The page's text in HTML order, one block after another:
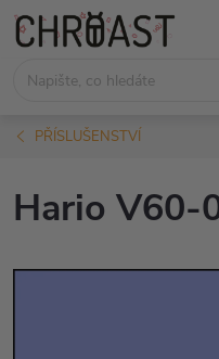
Přejít
PŘÍSLUŠENSTVÍ
Hario V60-